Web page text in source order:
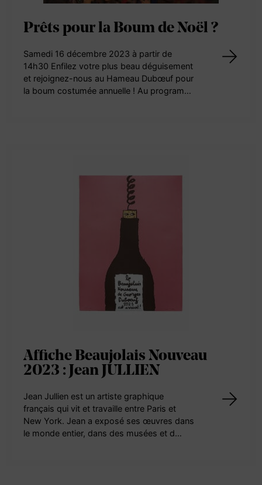
Prêts pour la Boum de Noël ?
Samedi 16 décembre 2023 à partir de
14h30 Enfilez votre plus beau déguisement
et rejoignez-nous au Hameau Dubœuf pour
la boum costumée annuelle ! Au program…
Affiche Beaujolais Nouveau
2023 : Jean JULLIEN
Jean Jullien est un artiste graphique
français qui vit et travaille entre Paris et
New York. Jean a exposé ses œuvres dans
le monde entier, dans des musées et d…